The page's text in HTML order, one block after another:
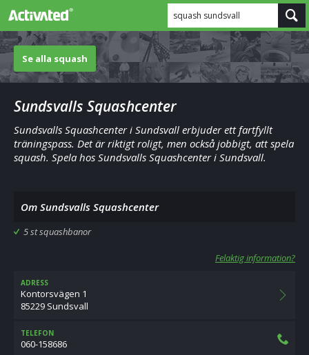
squash sundsvall
Se alla squash
Sundsvalls Squashcenter
Sundsvalls Squashcenter i Sundsvall erbjuder ett fartfyllt
träningspass. Det är riktigt roligt, men också jobbigt, att spela
squash. Spela hos Sundsvalls Squashcenter i Sundsvall.
Om Sundsvalls Squashcenter
5 st squashbanor
Felaktig information?
ADRESS
Kontorsvägen 1
85229 Sundsvall
TELEFON
060-158686